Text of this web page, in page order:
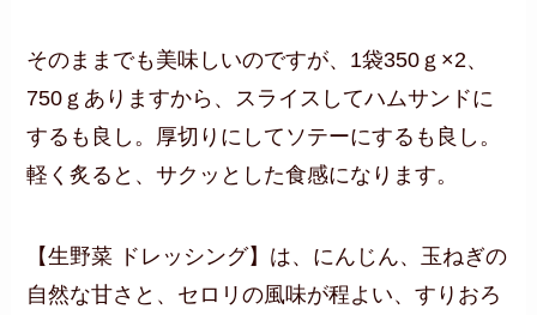
そのままでも美味しいのですが、1袋350ｇ×2、
750ｇありますから、スライスしてハムサンドに
するも良し。厚切りにしてソテーにするも良し。
軽く炙ると、サクッとした食感になります。
【生野菜 ドレッシング】は、にんじん、玉ねぎの
自然な甘さと、セロリの風味が程よい、すりおろ